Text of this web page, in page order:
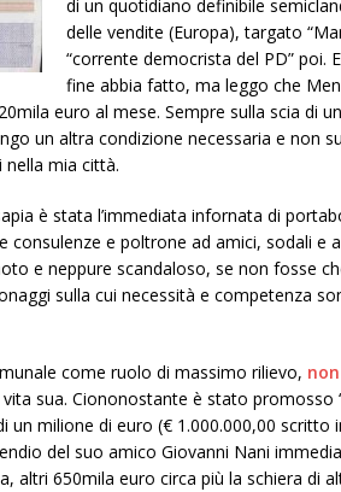
di un quotidiano definibile
delle vendite (Europa), targato
“corrente democrista del PD” poi.
fine abbia fatto, ma leggo che
euro al mese. Sempre sulla scia di
un altra condizione necessaria e non
mia città.
è stata l’immediata infornata di
consulenze e poltrone ad amici, sodali e
e neppure scandaloso, se non fosse
sulla cui necessità e competenza
come ruolo di massimo rilievo,
vita sua. Ciononostante è stato promosso
un milione di euro (€ 1.000.000,00 scritto
del suo amico Giovanni Nani
altri 650mila euro circa più la schiera di